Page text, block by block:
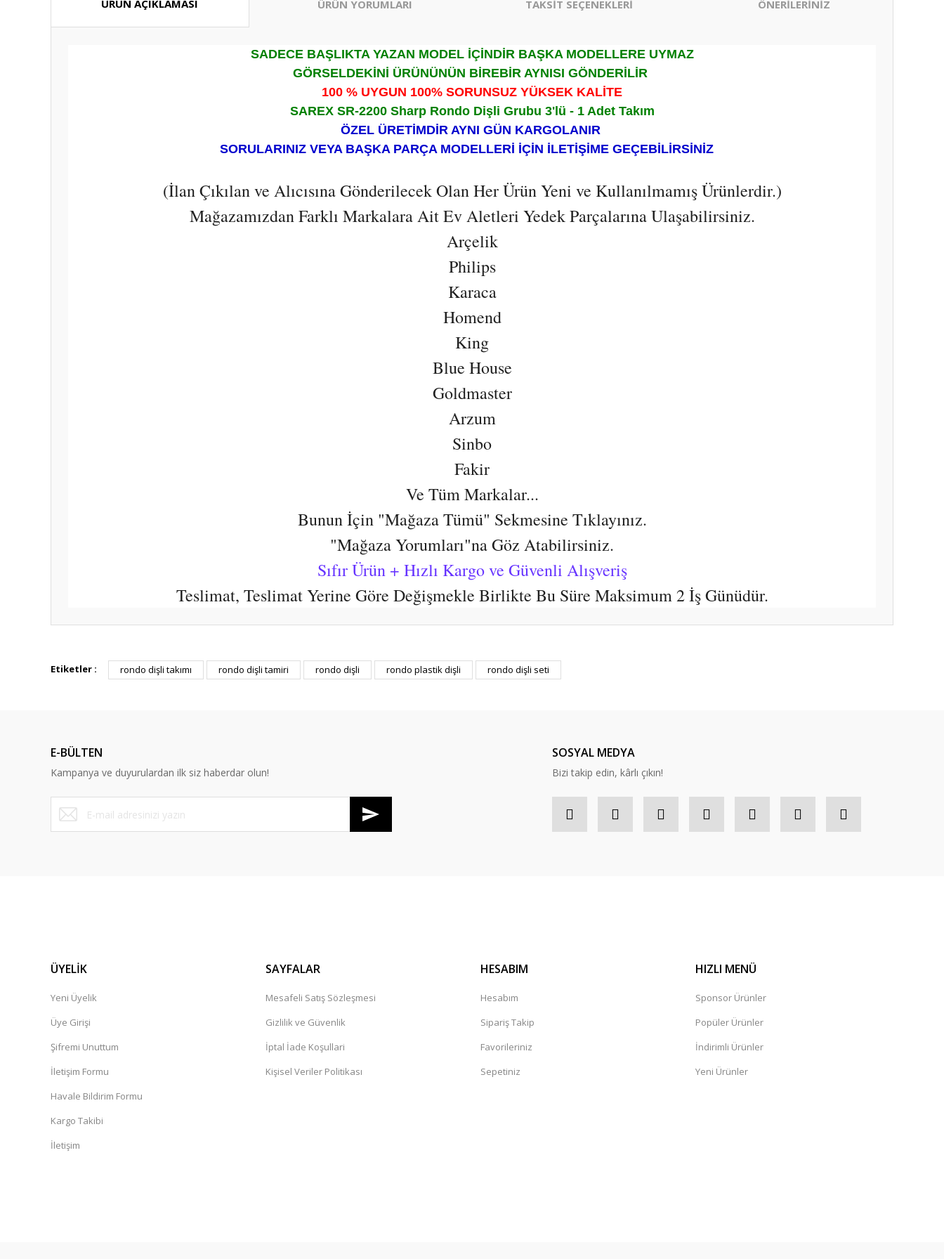
ÜRÜN AÇIKLAMASI ÜRÜN YORUMLARI TAKSİT SEÇENEKLERİ ÖNERİLERİNİZ
SADECE BAŞLIKTA YAZAN MODEL İÇİNDİR BAŞKA MODELLERE UYMAZ
GÖRSELDEKİNİ ÜRÜNÜNÜN BİREBİR AYNISI GÖNDERİLİR
100 % UYGUN 100% SORUNSUZ YÜKSEK KALİTE
SAREX SR-2200 Sharp Rondo Dişli Grubu 3'lü - 1 Adet Takım
ÖZEL ÜRETİMDİR AYNI GÜN KARGOLANIR
SORULARINIZ VEYA BAŞKA PARÇA MODELLERİ İÇİN İLETİŞİME GEÇEBİLİRSİNİZ
(İlan Çıkılan ve Alıcısına Gönderilecek Olan Her Ürün Yeni ve Kullanılmamış Ürünlerdir.)
Mağazamızdan Farklı Markalara Ait Ev Aletleri Yedek Parçalarına Ulaşabilirsiniz.
Arçelik
Philips
Karaca
Homend
King
Blue House
Goldmaster
Arzum
Sinbo
Fakir
Ve Tüm Markalar...
Bunun İçin "Mağaza Tümü" Sekmesine Tıklayınız.
"Mağaza Yorumları"na Göz Atabilirsiniz.
Sıfır Ürün + Hızlı Kargo ve Güvenli Alışveriş
Teslimat, Teslimat Yerine Göre Değişmekle Birlikte Bu Süre Maksimum 2 İş Günüdür.
Bu ürüne ilk yorumu siz yapın!
Görüş ve önerileriniz için teşekkür ederiz.
Ürün fiyatı diğer sitelerden daha pahalı.
Bu ürüne benzer farklı alternatifler olmalı.
Etiketler : rondo dişli takımı rondo dişli tamiri rondo dişli rondo plastik dişli rondo dişli seti
E-BÜLTEN
Kampanya ve duyurulardan ilk siz haberdar olun!
SOSYAL MEDYA
Bizi takip edin, kârlı çıkın!
ÜYELİK
Yeni Üyelik
Üye Girişi
Şifremi Unuttum
İletişim Formu
Havale Bildirim Formu
Kargo Takibi
İletişim
SAYFALAR
Mesafeli Satış Sözleşmesi
Gizlilik ve Güvenlik
İptal İade Koşullari
Kişisel Veriler Politikası
HESABIM
Hesabım
Sipariş Takip
Favorileriniz
Sepetiniz
HIZLI MENÜ
Sponsor Ürünler
Popüler Ürünler
İndirimli Ürünler
Yeni Ürünler